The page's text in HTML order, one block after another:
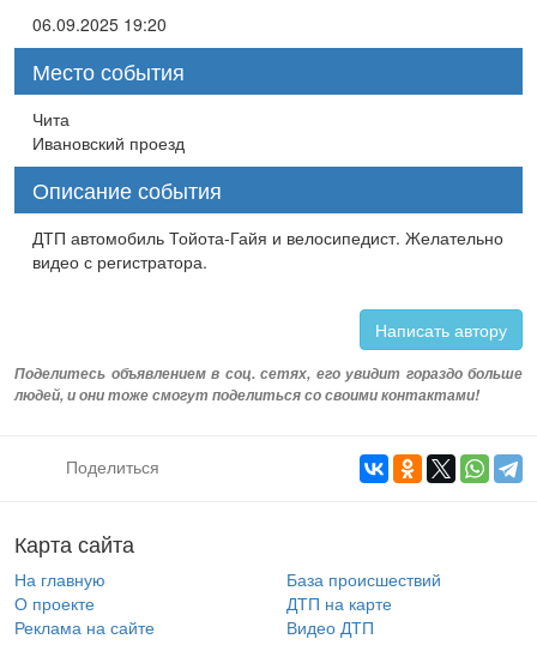
06.09.2025 19:20
Место события
Чита
Ивановский проезд
Описание события
ДТП автомобиль Тойота-Гайя и велосипедист. Желательно
видео с регистратора.
Написать автору
Поделитесь объявлением в соц. сетях, его увидит гораздо больше
людей, и они тоже смогут поделиться со своими контактами!
Поделиться
Карта сайта
На главную
О проекте
Реклама на сайте
База происшествий
ДТП на карте
Видео ДТП